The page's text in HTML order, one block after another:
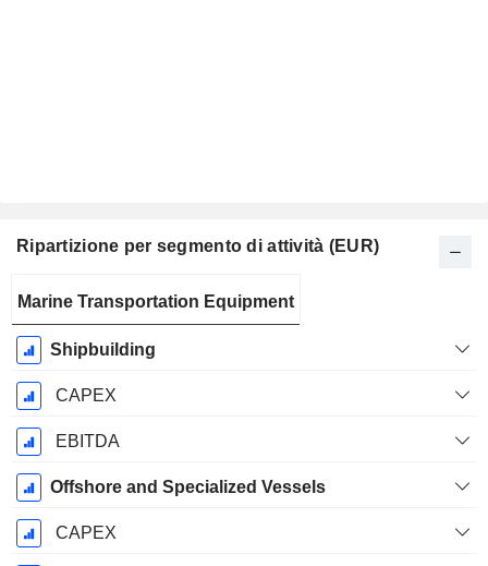
Ripartizione per segmento di attività (EUR)
Fiscale:
Dicembre
Marine Transportation Equipment
Shipbuilding
CAPEX
EBITDA
Offshore and Specialized Vessels
CAPEX